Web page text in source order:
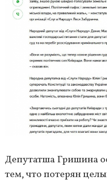
Депутатша Гришина
тем, что потерян